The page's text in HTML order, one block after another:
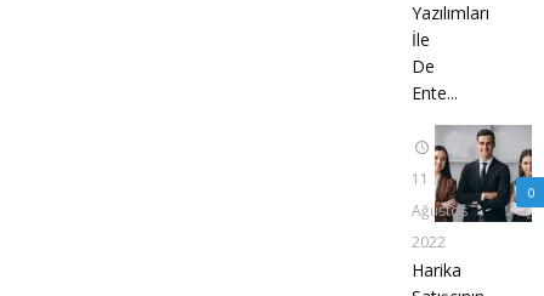
Yazılımları
İle
De
Ente...
0
11
Ağustos
2022
Harika